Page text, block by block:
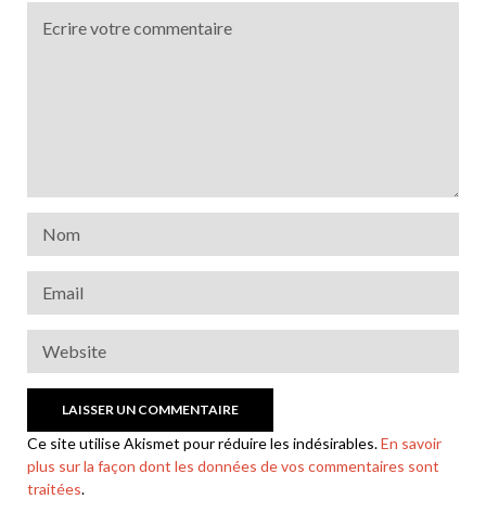
Ce site utilise Akismet pour réduire les indésirables.En savoir
plus sur la façon dont les données de vos commentaires sont
traitées.